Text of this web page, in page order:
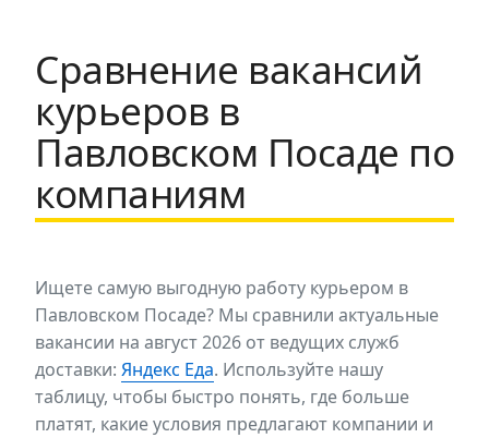
Сравнение вакансий
курьеров в
Павловском Посаде по
компаниям
Ищете самую выгодную работу курьером в
Павловском Посаде? Мы сравнили актуальные
вакансии на август 2026 от ведущих служб
доставки: Яндекс Еда. Используйте нашу
таблицу, чтобы быстро понять, где больше
платят, какие условия предлагают компании и